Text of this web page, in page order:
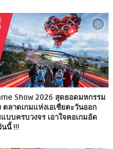
Show 2026 สุดยอดมหกรรม
ลาดเกมแห่งเอเชียตะวันออก
บบครบวงจร เอาใจคอเกมอัด
นี้ !!!